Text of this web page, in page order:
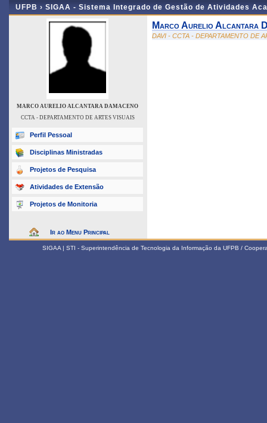
UFPB › SIGAA - Sistema Integrado de Gestão de Atividades
MARCO AURELIO ALCANTARA DAMACENO
CCTA - DEPARTAMENTO DE ARTES VISUAIS
Perfil Pessoal
Disciplinas Ministradas
Projetos de Pesquisa
Atividades de Extensão
Projetos de Monitoria
Ir ao Menu Principal
Marco Aurelio Alcantara
DAVI - CCTA - DEPARTAMENTO DE
SIGAA | STI - Superintendência de Tecnologia da Informação da UFPB /